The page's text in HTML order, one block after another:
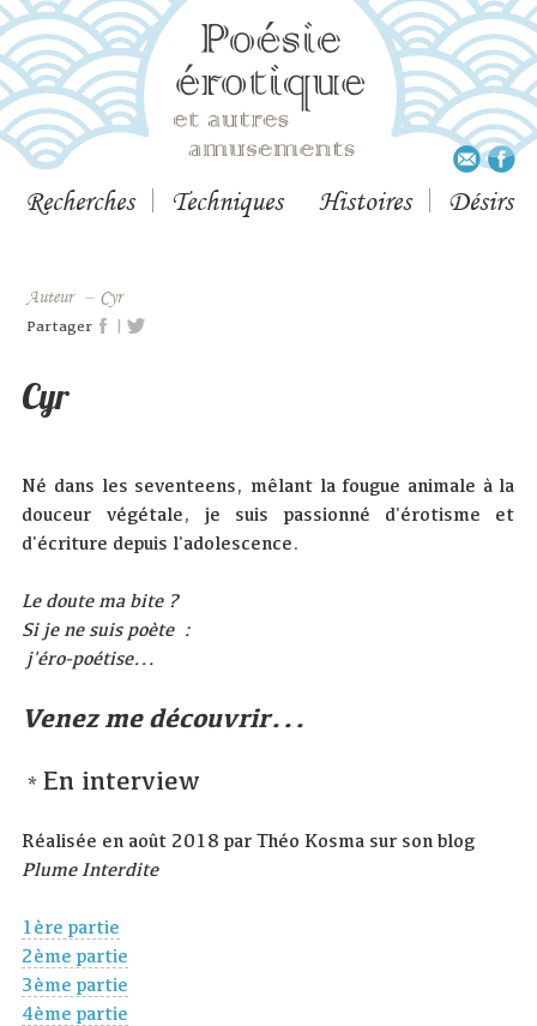
Recherches Techniques Histoires Désirs
Auteur – Cyr
Partager |
Cyr
Né dans les seventeens, mêlant la fougue animale à la
douceur végétale, je suis passionné d'érotisme et
d'écriture depuis l'adolescence.
Le doute ma bite ?
Si je ne suis poète :
j'éro-poétise...
Venez me découvrir...
* En interview
Réalisée en août 2018 par Théo Kosma sur son blog
Plume Interdite
1ère partie
2ème partie
3ème partie
4ème partie